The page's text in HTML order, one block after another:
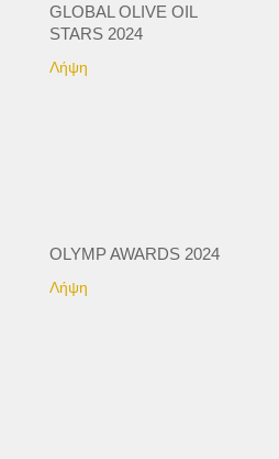
GLOBAL OLIVE OIL
STARS 2024
Λήψη
OLYMP AWARDS 2024
Λήψη